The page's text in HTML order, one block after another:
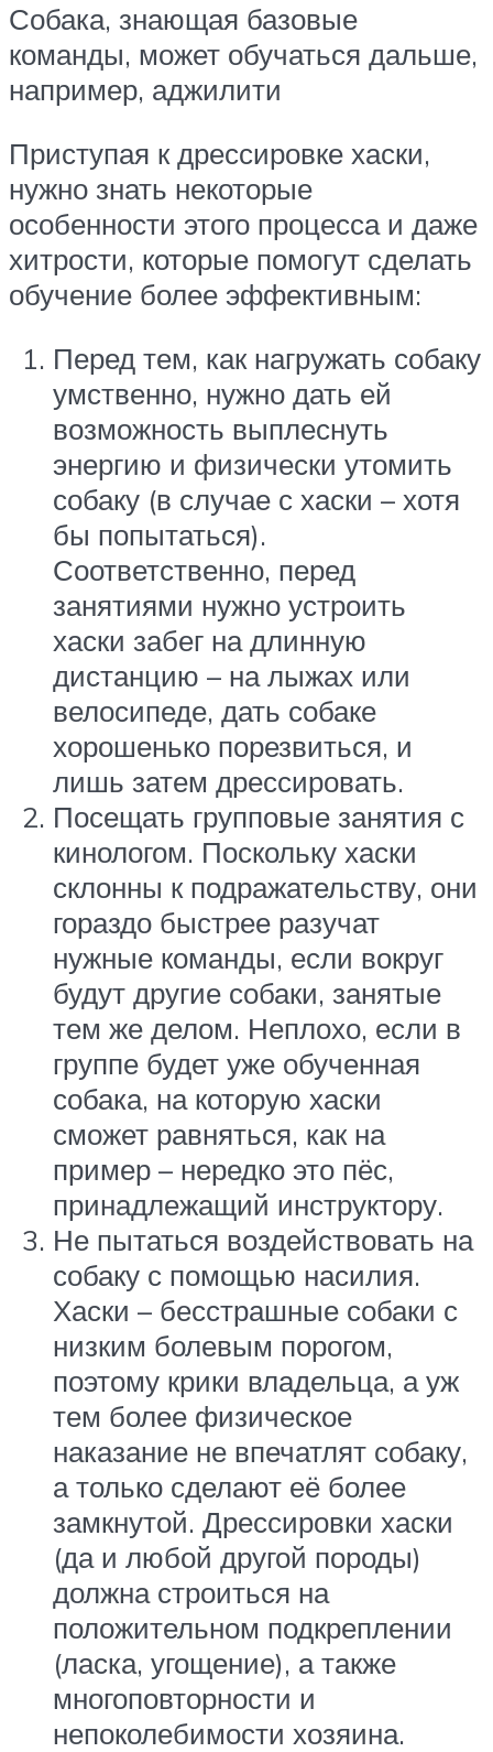
Собака, знающая базовые
команды, может обучаться дальше,
например, аджилити
Приступая к дрессировке хаски,
нужно знать некоторые
особенности этого процесса и даже
хитрости, которые помогут сделать
обучение более эффективным:
Перед тем, как нагружать собаку
умственно, нужно дать ей
возможность выплеснуть
энергию и физически утомить
собаку (в случае с хаски – хотя
бы попытаться).
Соответственно, перед
занятиями нужно устроить
хаски забег на длинную
дистанцию – на лыжах или
велосипеде, дать собаке
хорошенько порезвиться, и
лишь затем дрессировать.
Посещать групповые занятия с
кинологом. Поскольку хаски
склонны к подражательству, они
гораздо быстрее разучат
нужные команды, если вокруг
будут другие собаки, занятые
тем же делом. Неплохо, если в
группе будет уже обученная
собака, на которую хаски
сможет равняться, как на
пример – нередко это пёс,
принадлежащий инструктору.
Не пытаться воздействовать на
собаку с помощью насилия.
Хаски – бесстрашные собаки с
низким болевым порогом,
поэтому крики владельца, а уж
тем более физическое
наказание не впечатлят собаку,
а только сделают её более
замкнутой. Дрессировки хаски
(да и любой другой породы)
должна строиться на
положительном подкреплении
(ласка, угощение), а также
многоповторности и
непоколебимости хозяина.